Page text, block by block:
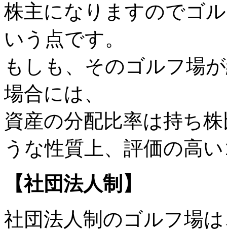
株主になりますのでゴ
いう点です。
もしも、そのゴルフ場
場合には、
資産の分配比率は持ち
うな性質上、評価の高
【社団法人制】
社団法人制のゴルフ場